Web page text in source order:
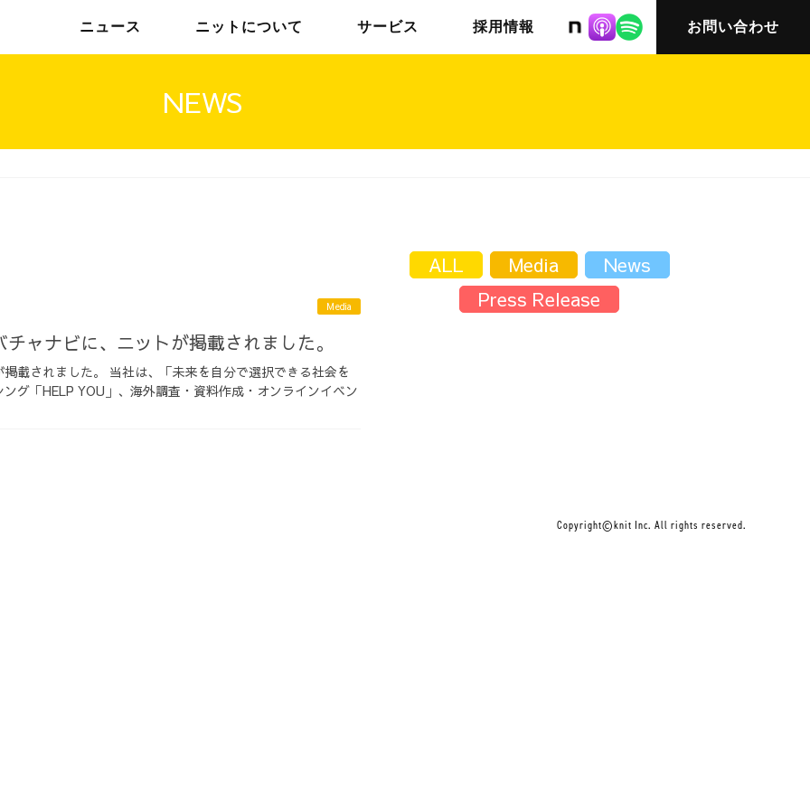
株式会社ニット
ニュース ニットについて サービス 採用情報 お問い合わせ
NEWS
Media
チャナビに、ニットが掲載されました。
載されました。 当社は、「未来を自分で選択できる社会を
グ「HELP YOU」、海外調査・資料作成・オンラインイベン
ALL Media
News
Press Release
Copyright©knit Inc. All rights reserved.